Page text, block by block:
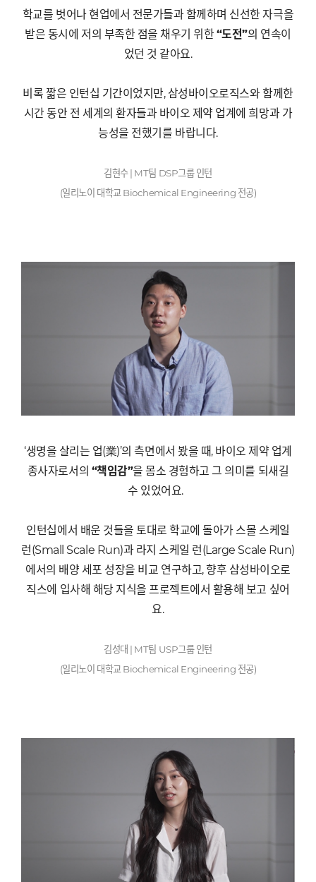
학교를 벗어나 현업에서 전문가들과 함께하며 신선한 자극을
받은 동시에 저의 부족한 점을 채우기 위한“도전”의 연속이
었던 것 같아요.
비록 짧은 인턴십 기간이었지만, 삼성바이오로직스와 함께한
시간 동안 전 세계의 환자들과 바이오 제약 업계에 희망과 가
능성을 전했기를 바랍니다.
김현수| MT팀 DSP그룹 인턴
(일리노이 대학교 Biochemical Engineering 전공)
‘생명을 살리는 업(業)’의 측면에서 봤을 때, 바이오 제약 업계
종사자로서의 “책임감”을 몸소 경험하고 그 의미를 되새길
수 있었어요.
인턴십에서 배운 것들을 토대로 학교에 돌아가 스몰 스케일
런(Small Scale Run)과 라지 스케일 런(Large Scale Run)
에서의 배양 세포 성장을 비교 연구하고,향후 삼성바이오로
직스에 입사해 해당 지식을 프로젝트에서 활용해 보고 싶어
요.
김성대 | MT팀 USP그룹 인턴
(일리노이 대학교 Biochemical Engineering 전공)